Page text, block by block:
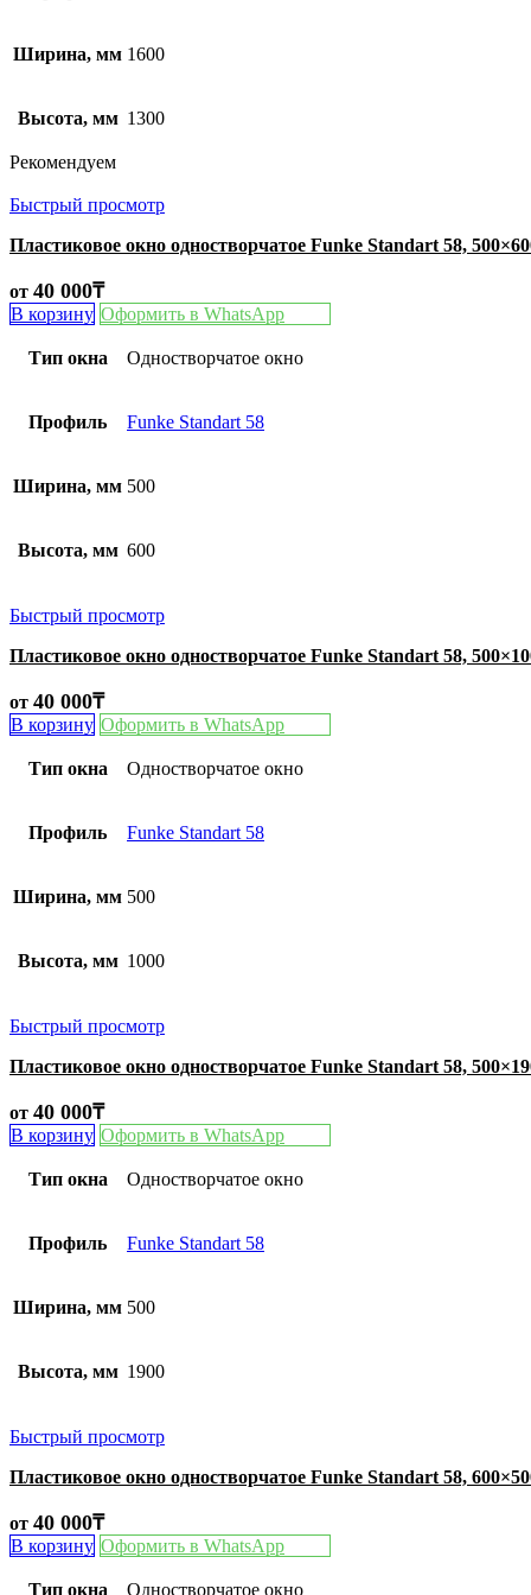
Ширина, мм 1600
Высота, мм 1300
Рекомендуем
Быстрый просмотр
Пластиковое окно одностворчатое Funke Standart 58,
от 40 000₸
В корзину Оформить в WhatsApp
Тип окна Одностворчатое окно
Профиль Funke Standart 58
Ширина, мм 500
Высота, мм 600
Быстрый просмотр
Пластиковое окно одностворчатое Funke Standart 58,
от 40 000₸
В корзину Оформить в WhatsApp
Тип окна Одностворчатое окно
Профиль Funke Standart 58
Ширина, мм 500
Высота, мм 1000
Быстрый просмотр
Пластиковое окно одностворчатое Funke Standart 58,
от 40 000₸
В корзину Оформить в WhatsApp
Тип окна Одностворчатое окно
Профиль Funke Standart 58
Ширина, мм 500
Высота, мм 1900
Быстрый просмотр
Пластиковое окно одностворчатое Funke Standart 58,
от 40 000₸
В корзину Оформить в WhatsApp
Тип окна Одностворчатое окно